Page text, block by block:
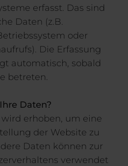
erfasst. Das sind
Daten (z.B.
oder
Die Erfassung
automatisch, sobald
betreten.
Daten?
erhoben, um eine
der Website zu
Daten können zur
verwendet